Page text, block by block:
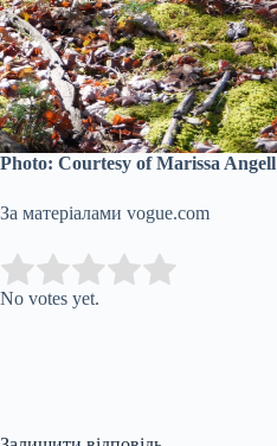
Photo: Courtesy of Marissa Angell
За матеріалами vogue.com
Rate this item:
No votes yet.